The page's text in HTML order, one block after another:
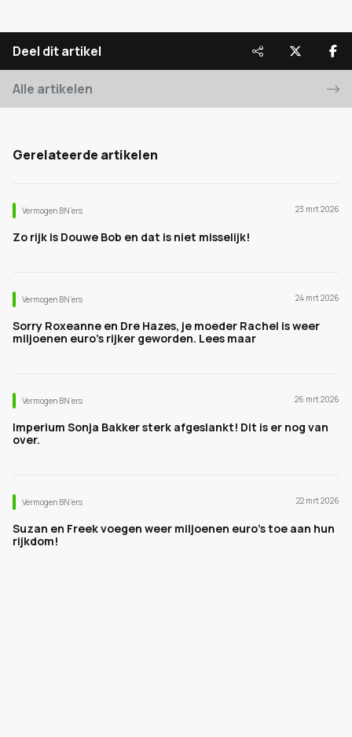
Deel dit artikel
Alle artikelen
Gerelateerde artikelen
Vermogen BN’ers 23 mrt 2026
Zo rijk is Douwe Bob en dat is niet misselijk!
Vermogen BN’ers 24 mrt 2026
Sorry Roxeanne en Dre Hazes, je moeder Rachel is weer
miljoenen euro's rijker geworden. Lees maar
Vermogen BN’ers 26 mrt 2026
Imperium Sonja Bakker sterk afgeslankt! Dit is er nog van
over.
Vermogen BN’ers 22 mrt 2026
Suzan en Freek voegen weer miljoenen euro's toe aan hun
rijkdom!